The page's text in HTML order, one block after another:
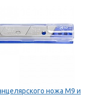
ножа M9 и